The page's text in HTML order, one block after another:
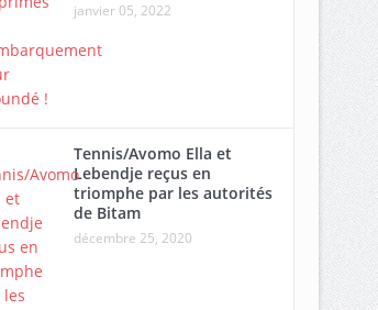
janvier 05, 2022
Tennis/Avomo Ella et
Lebendje reçus en
triomphe par les autorités
de Bitam
décembre 25, 2020